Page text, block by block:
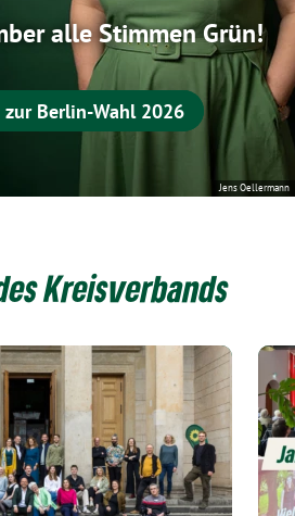
Jens Oellermann
alle Stimmen Grün!
Berlin-Wahl 2026
Kreisverbands